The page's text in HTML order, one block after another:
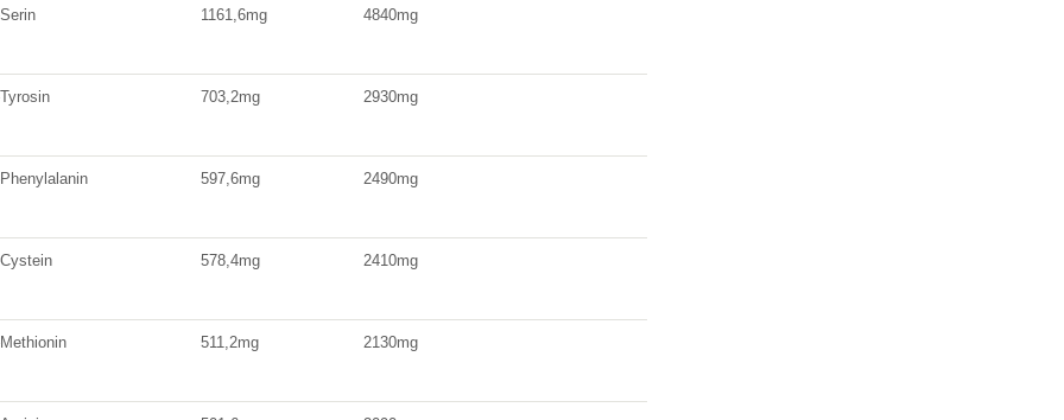
1161,6mg 4840mg
703,2mg 2930mg
597,6mg 2490mg
578,4mg 2410mg
511,2mg 2130mg